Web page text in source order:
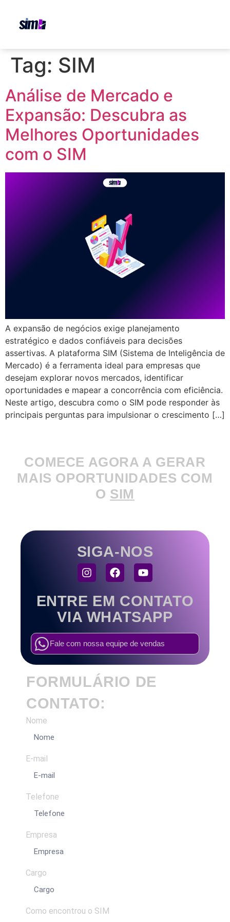
Tag: SIM
Análise de Mercado e
Expansão: Descubra as
Melhores Oportunidades
com o SIM
A expansão de negócios exige planejamento
estratégico e dados confiáveis para decisões
assertivas. A plataforma SIM (Sistema de Inteligência de
Mercado) é a ferramenta ideal para empresas que
desejam explorar novos mercados, identificar
oportunidades e mapear a concorrência com eficiência.
Neste artigo, descubra como o SIM pode responder às
principais perguntas para impulsionar o crescimento […]
COMECE AGORA A GERAR
MAIS OPORTUNIDADES COM
O SIM
SIGA-NOS
ENTRE EM CONTATO
VIA WHATSAPP
Fale com nossa equipe de vendas
FORMULÁRIO DE
CONTATO:
Nome
E-mail
Telefone
Empresa
Cargo
Como encontrou o SIM